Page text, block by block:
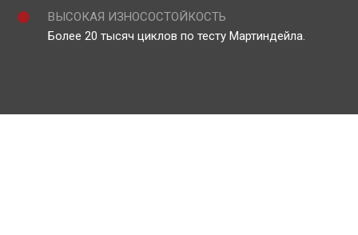
ВЫСОКАЯ ИЗНОСОСТОЙКОСТЬ
Более 20 тысяч циклов по тесту Мартиндейла.